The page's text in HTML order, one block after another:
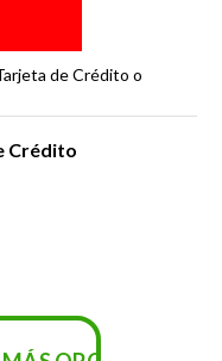
de Crédito o
Crédito